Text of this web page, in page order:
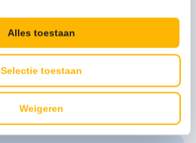
Alles toestaan
Selectie toestaan
Weigeren
Kunststof
3